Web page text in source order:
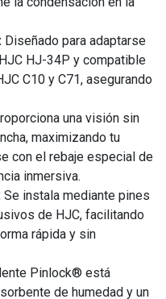
Diseñado para adaptarse
HJ-34P y compatible
C10 y C71, asegurando
una visión sin
maximizando tu
con el rebaje especial de
inmersiva.
Se instala mediante pines
de HJC, facilitando
rápida y sin
Pinlock® está
de humedad y un